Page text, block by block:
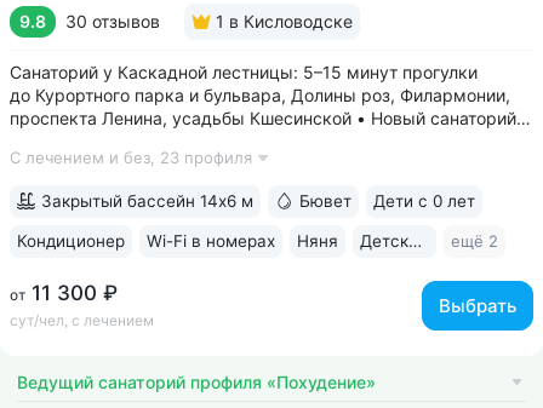
9.8 30 отзывов 1 в Кисловодске
Санаторий у Каскадной лестницы: 5–15 минут прогулки
до Курортного парка и бульвара, Долины роз, Филармонии,
проспекта Ленина, усадьбы Кшесинской • Новый санаторий,
положительные. Многие гости отмечают, что санаторий
С лечением и без, 23 профиля
от 11 300 ₽
сут/чел, с лечением
Выбрать
Закрытый бассейн 14х6 м Бювет Дети с 0 лет
Кондиционер Wi-Fi в номерах Няня Детская комната ещё 2
Ведущий санаторий профиля «Похудение»